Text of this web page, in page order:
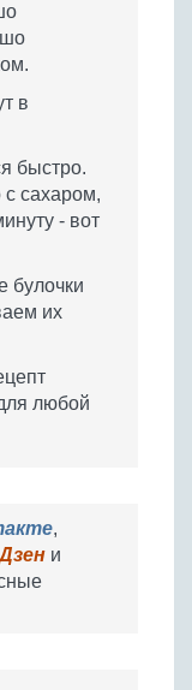
в
быстро.
с сахаром,
- вот
булочки
их
любой
,
и